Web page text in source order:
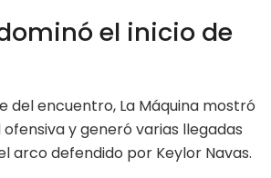
el inicio de
del encuentro, La Máquina mostró
y generó varias llegadas
arco defendido por Keylor Navas.